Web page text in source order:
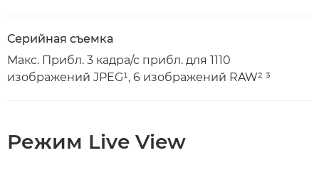
Серийная съемка
Макс. Прибл. 3 кадра/с прибл. для 1110
изображений JPEG¹, 6 изображений RAW² ³
Режим Live View